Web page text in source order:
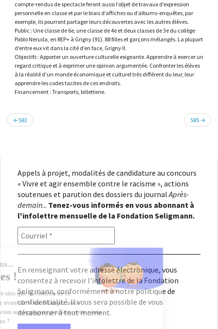
compte-rendus de spectacle feront aussi l’objet de travaux d’expression
personnelle en classe et par le biais d’affiches ou d’albums-enquêtes, par
exemple, ils pourront partager leurs découvertes avec les autres élèves.
Public : Une classe de 6e, une classe de 4e et deux classes de 3e du collège
Pablo Neruda, en REP+ à Grigny (91). 88 filles et garçons mélangés. La plupart
d’entre eux vit dans la cité d’en face, Grigny II.
Objectifs : Apporter un ouverture culturelle exigeante. Apprendre à exercer un
regard critique et à exprimer une opinion argumentée. Confronter les élèves
à la réalité d’un monde économique et culturel très différent du leur, leur
apprendre les codes tacites de ces endroits.
Financement : Transports, billetterie.
Navigation
de
582 585
Appels à projet, modalités de candidature au concours
« Vivre et agir ensemble contre le racisme », actions
soutenues et parution des dossiers du journalAprès-
demain... Tenez-vous informés en vous abonnant à
l'infolettre mensuelle de la Fondation Seligmann.
En renseignant votre adresse électronique, vous
consentez à recevoir l'infolettre de la Fondation
Seligmann, conformément à notrepolitique de
confidentialité. Il vous sera possible de vous
désabonner à tout moment.